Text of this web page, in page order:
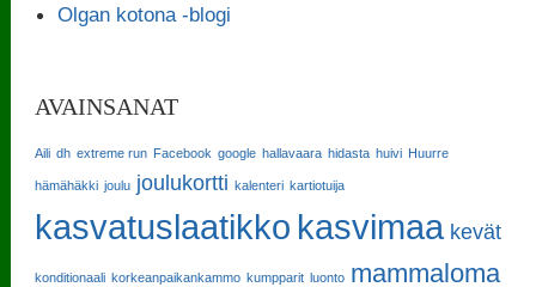
Olgan kotona -blogi
AVAINSANAT
Aili dh extreme run Facebook google hallavaara hidasta huivi Huurre
hämähäkki joulu joulukortti kalenteri kartiotuija
kasvatuslaatikko kasvimaa kevät
konditionaali korkeanpaikankammo kumpparit luonto mammaloma